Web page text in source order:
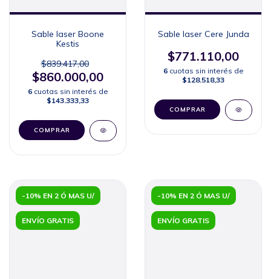
Sable laser Boone
Kestis
$839.417,00
$860.000,00
6 cuotas sin interés de
$143.333,33
COMPRAR
Sable laser Cere Junda
$771.110,00
6 cuotas sin interés de
$128.518,33
COMPRAR
-10% EN 2 Ó MAS U/
ENVÍO GRATIS
-10% EN 2 Ó MAS U/
ENVÍO GRATIS